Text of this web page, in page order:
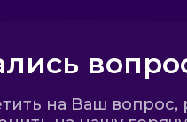
на Ваш вопрос,